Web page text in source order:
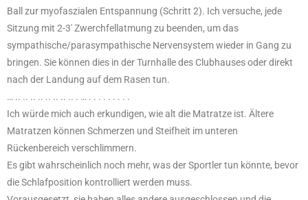
Ball zur myofaszialen Entspannung (Schritt 2). Ich versuche, jede
Sitzung mit 2-3′ Zwerchfellatmung zu beenden, um das
sympathische/parasympathische Nervensystem wieder in Gang zu
bringen. Sie können dies in der Turnhalle des Clubhauses oder direkt
nach der Landung auf dem Rasen tun.
… .. .. .. .. .. .. .. .. . … . . . . . . . . .
Ich würde mich auch erkundigen, wie alt die Matratze ist. Ältere
Matratzen können Schmerzen und Steifheit im unteren
Rückenbereich verschlimmern.
Es gibt wahrscheinlich noch mehr, was der Sportler tun könnte, bevor
die Schlafposition kontrolliert werden muss.